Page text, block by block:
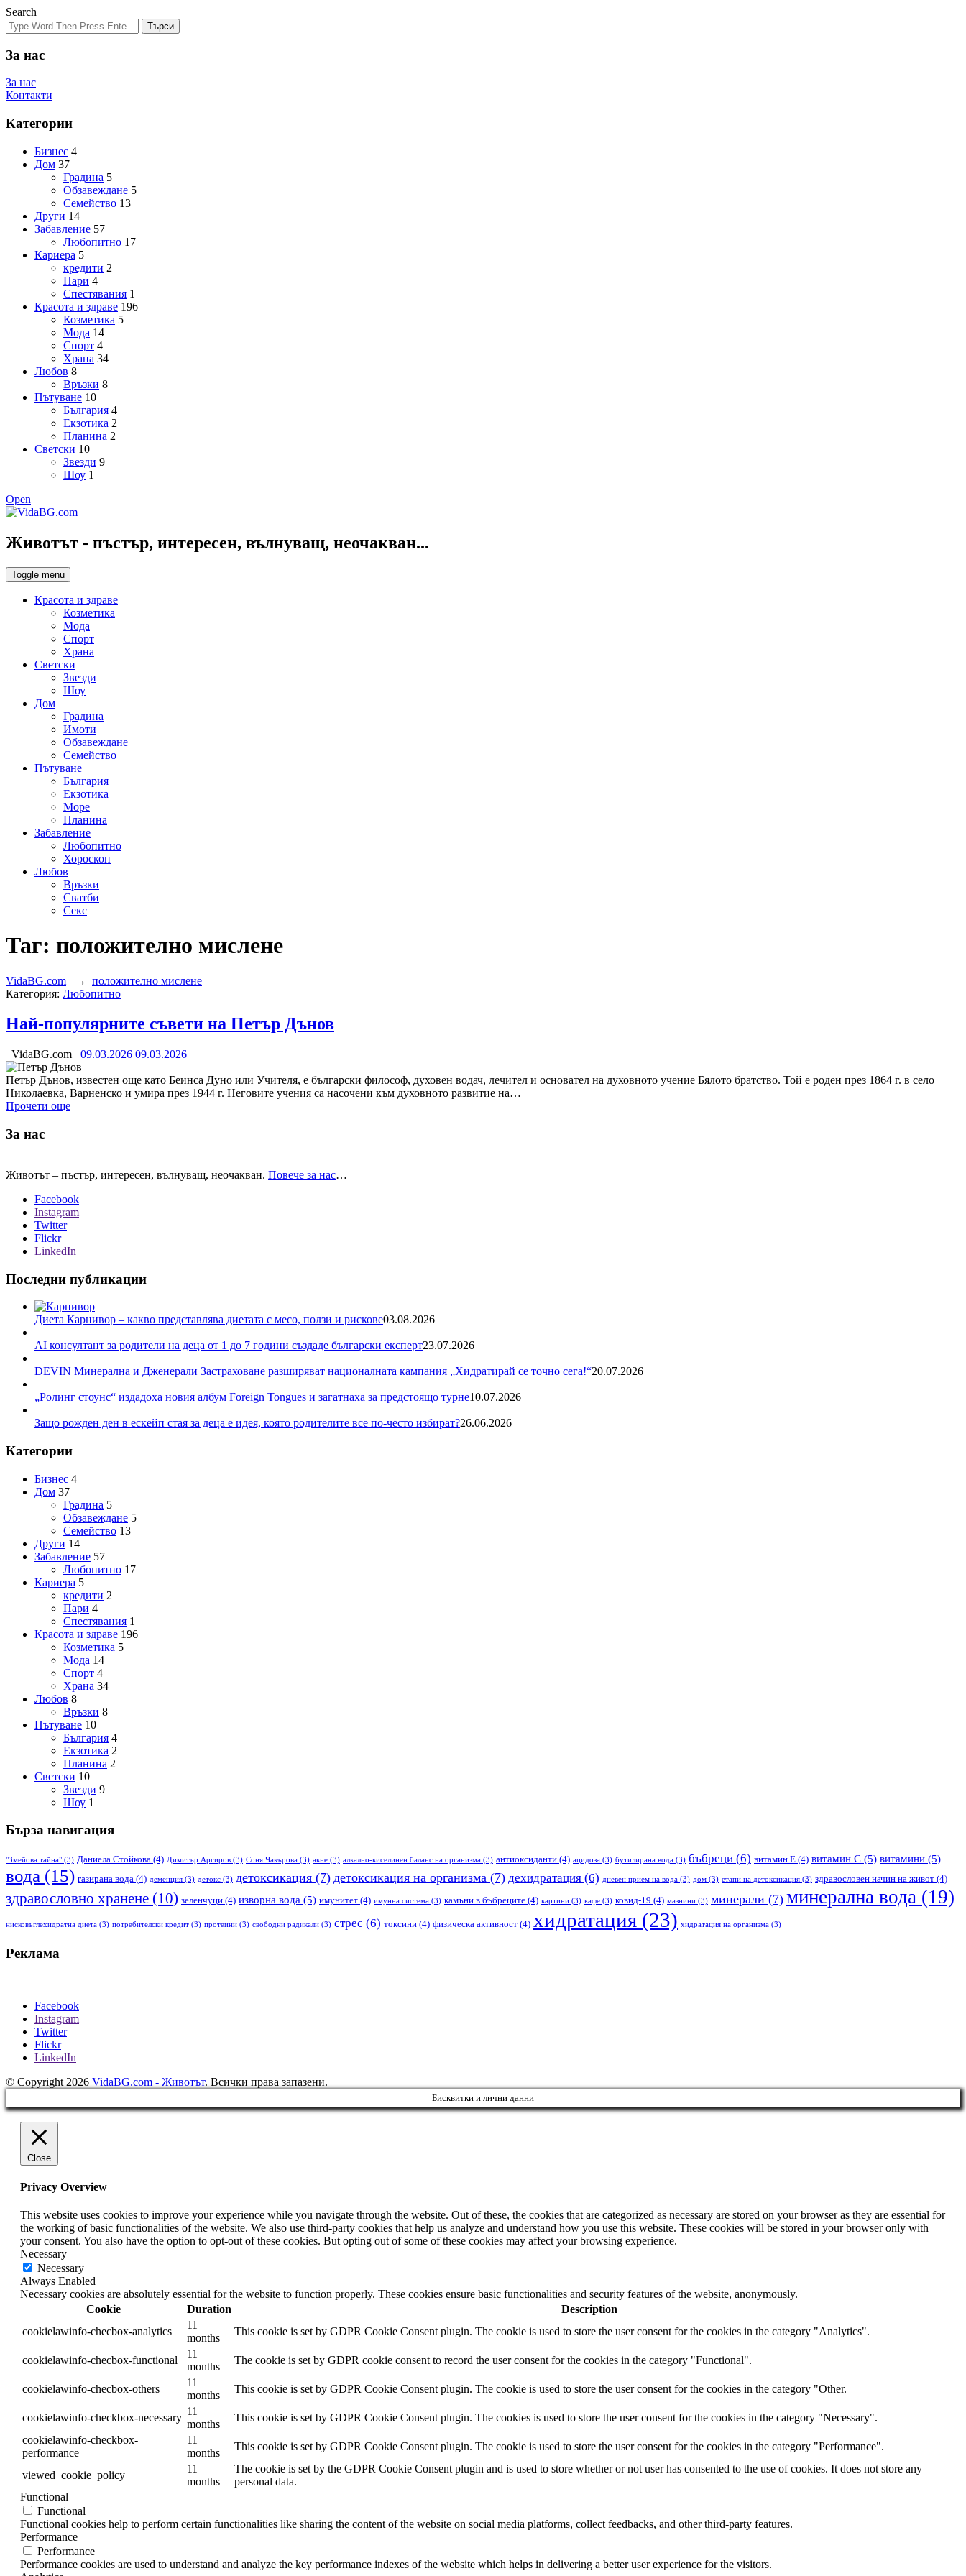
Search
Търси
За нас
За нас
Контакти
Категории
Бизнес 4
Дом 37
Градина 5
Обзавеждане 5
Семейство 13
Други 14
Забавление 57
Любопитно 17
Кариера 5
кредити 2
Пари 4
Спестявания 1
Красота и здраве 196
Козметика 5
Мода 14
Спорт 4
Храна 34
Любов 8
Връзки 8
Пътуване 10
България 4
Екзотика 2
Планина 2
Светски 10
Звезди 9
Шоу 1
Open
Животът - пъстър, интересен, вълнуващ, неочакван...
Toggle menu
Красота и здраве
Козметика
Мода
Спорт
Храна
Светски
Звезди
Шоу
Дом
Градина
Имоти
Обзавеждане
Семейство
Пътуване
България
Екзотика
Море
Планина
Забавление
Любопитно
Хороскоп
Любов
Връзки
Сватби
Секс
Таг: положително мислене
VidaBG.com → положително мислене
Категория: Любопитно
Най-популярните съвети на Петър Дънов
VidaBG.com 09.03.2026 09.03.2026
Петър Дънов, известен още като Беинса Дуно или Учителя, е български философ, духовен водач, лечител и основател на духовното учение Бялото братство. Той е роден през 1864 г. в село
Николаевка, Варненско и умира през 1944 г. Неговите учения са насочени към духовното развитие на…
Прочети още
За нас
Животът – пъстър, интересен, вълнуващ, неочакван. Повече за нас…
Facebook
Instagram
Twitter
Flickr
LinkedIn
Последни публикации
Диета Карнивор – какво представлява диетата с месо, ползи и рискове03.08.2026
AI консултант за родители на деца от 1 до 7 години създаде български експерт23.07.2026
DEVIN Минерална и Дженерали Застраховане разширяват националната кампания „Хидратирай се точно сега!“20.07.2026
„Ролинг стоунс“ издадоха новия албум Foreign Tongues и загатнаха за предстоящо турне10.07.2026
Защо рожден ден в ескейп стая за деца е идея, която родителите все по-често избират?26.06.2026
Категории
Бизнес 4
Дом 37
Градина 5
Обзавеждане 5
Семейство 13
Други 14
Забавление 57
Любопитно 17
Кариера 5
кредити 2
Пари 4
Спестявания 1
Красота и здраве 196
Козметика 5
Мода 14
Спорт 4
Храна 34
Любов 8
Връзки 8
Пътуване 10
България 4
Екзотика 2
Планина 2
Светски 10
Звезди 9
Шоу 1
Бърза навигация
"Змейова тайна" (3) Даниела Стойкова (4) Димитър Аргиров (3) Соня Чакърова (3) акне (3) алкално-киселинен баланс на организма (3) антиоксиданти (4) ацидоза (3) бутилирана вода (3) бъбреци (6) витамин Е (4) витамин С (5) витамини (5)
вода (15) газирана вода (4) деменция (3) детокс (3) детоксикация (7) детоксикация на организма (7) дехидратация (6) дневен прием на вода (3) дом (3) етапи на детоксикация (3) здравословен начин на живот (4)
здравословно хранене (10) зеленчуци (4) изворна вода (5) имунитет (4) имунна система (3) камъни в бъбреците (4) картини (3) кафе (3) ковид-19 (4) мазнини (3) минерали (7) минерална вода (19)
нисковъглехидратна диета (3) потребителски кредит (3) протеини (3) свободни радикали (3) стрес (6) токсини (4) физическа активност (4) хидратация (23) хидратация на организма (3)
Реклама
Facebook
Instagram
Twitter
Flickr
LinkedIn
© Copyright 2026 VidaBG.com - Животът. Всички права запазени.
Бисквитки и лични данни
Close
Privacy Overview
This website uses cookies to improve your experience while you navigate through the website. Out of these, the cookies that are categorized as necessary are stored on your browser as they are essential for
the working of basic functionalities of the website. We also use third-party cookies that help us analyze and understand how you use this website. These cookies will be stored in your browser only with
your consent. You also have the option to opt-out of these cookies. But opting out of some of these cookies may affect your browsing experience.
Necessary
Necessary
Always Enabled
Necessary cookies are absolutely essential for the website to function properly. These cookies ensure basic functionalities and security features of the website, anonymously.
Cookie
Duration
Description
cookielawinfo-checbox-analytics
11
months
This cookie is set by GDPR Cookie Consent plugin. The cookie is used to store the user consent for the cookies in the category "Analytics".
cookielawinfo-checbox-functional
11
months
The cookie is set by GDPR cookie consent to record the user consent for the cookies in the category "Functional".
cookielawinfo-checbox-others
11
months
This cookie is set by GDPR Cookie Consent plugin. The cookie is used to store the user consent for the cookies in the category "Other.
cookielawinfo-checkbox-necessary
11
months
This cookie is set by GDPR Cookie Consent plugin. The cookies is used to store the user consent for the cookies in the category "Necessary".
cookielawinfo-checkbox-
performance
11
months
This cookie is set by GDPR Cookie Consent plugin. The cookie is used to store the user consent for the cookies in the category "Performance".
viewed_cookie_policy
11
months
The cookie is set by the GDPR Cookie Consent plugin and is used to store whether or not user has consented to the use of cookies. It does not store any
personal data.
Functional
Functional
Functional cookies help to perform certain functionalities like sharing the content of the website on social media platforms, collect feedbacks, and other third-party features.
Performance
Performance
Performance cookies are used to understand and analyze the key performance indexes of the website which helps in delivering a better user experience for the visitors.